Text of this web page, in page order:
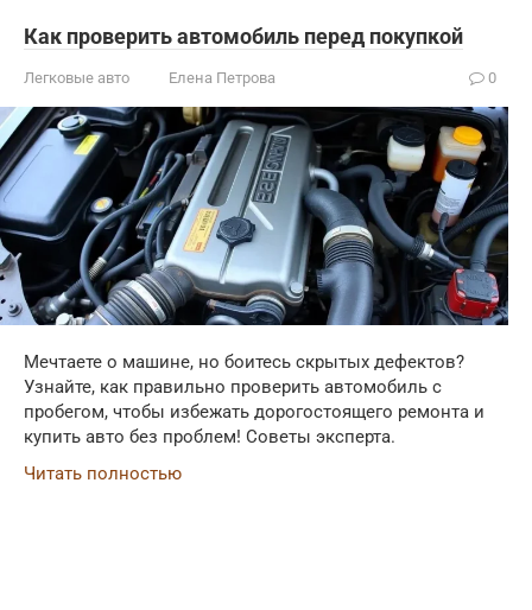
Как проверить автомобиль перед покупкой
Легковые авто Елена Петрова 0
Мечтаете о машине, но боитесь скрытых дефектов?
Узнайте, как правильно проверить автомобиль с
пробегом, чтобы избежать дорогостоящего ремонта и
купить авто без проблем! Советы эксперта.
Читать полностью